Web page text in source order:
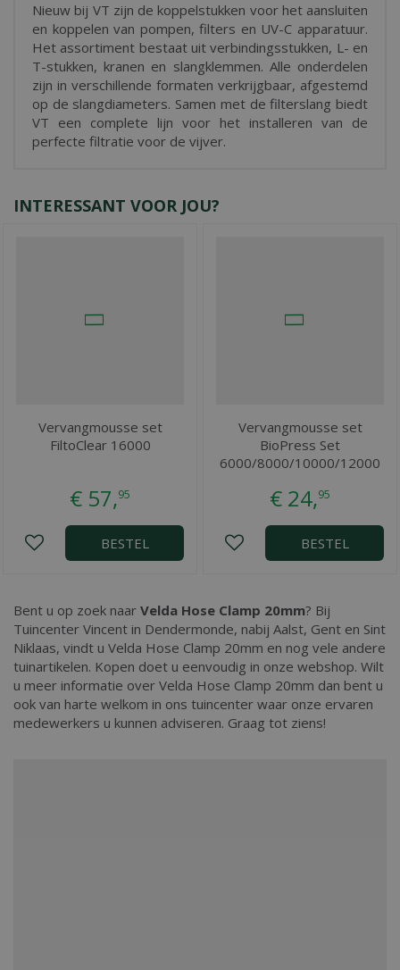
Nieuw bij VT zijn de koppelstukken voor het aansluiten
en koppelen van pompen, filters en UV-C apparatuur.
Het assortiment bestaat uit verbindingsstukken, L- en
T-stukken, kranen en slangklemmen. Alle onderdelen
zijn in verschillende formaten verkrijgbaar, afgestemd
op de slangdiameters. Samen met de filterslang biedt
VT een complete lijn voor het installeren van de
perfecte filtratie voor de vijver.
INTERESSANT VOOR JOU?
Vervangmousse set
FiltoClear 16000
€ 57,95
BESTEL
Vervangmousse set
BioPress Set
6000/8000/10000/12000
€ 24,95
BESTEL
Bent u op zoek naar Velda Hose Clamp 20mm? Bij
Tuincenter Vincent in Dendermonde, nabij Aalst, Gent en Sint
Niklaas, vindt u Velda Hose Clamp 20mm en nog vele andere
tuinartikelen. Kopen doet u eenvoudig in onze webshop. Wilt
u meer informatie over Velda Hose Clamp 20mm dan bent u
ook van harte welkom in ons tuincenter waar onze ervaren
medewerkers u kunnen adviseren. Graag tot ziens!